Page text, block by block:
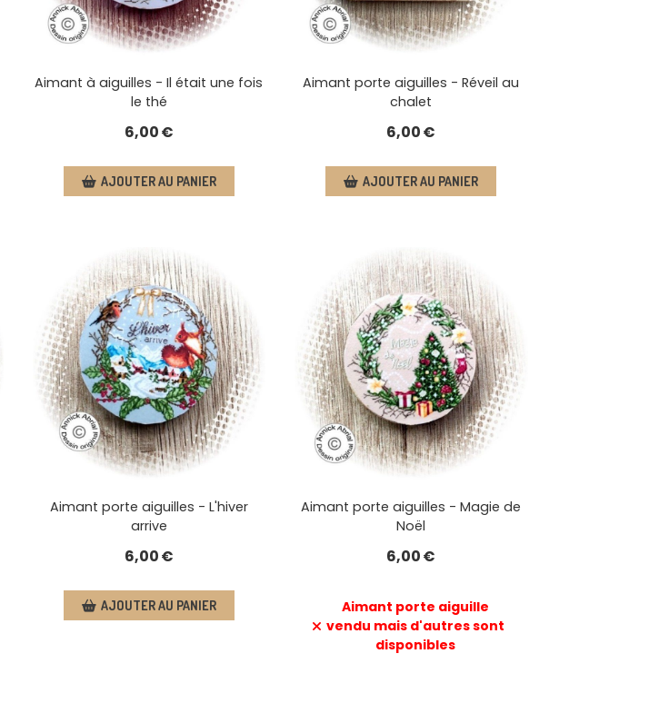
Aimant à aiguilles - Il était une fois
le thé
6,00€
AJOUTER AU PANIER
Aimant porte aiguilles - Réveil au
chalet
6,00€
AJOUTER AU PANIER
Aimant porte aiguilles - L'hiver
arrive
6,00€
AJOUTER AU PANIER
Aimant porte aiguilles - Magie de
Noël
6,00€
Aimant porte aiguille
vendu mais d'autres sont
disponibles